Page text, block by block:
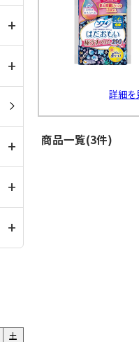
土
詳細を
商品一覧(3件)